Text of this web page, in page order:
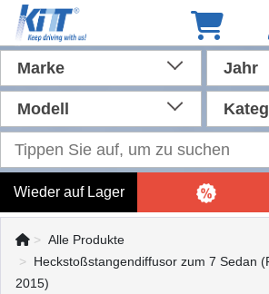
Marke Jahr
Modell
Wieder auf Lager
Alle Produkte
Heckstoßstangendiffusor zum 7 Sedan
2015)